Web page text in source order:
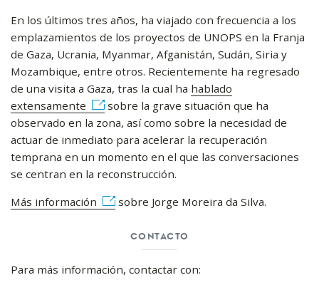
En los últimos tres años, ha viajado con frecuencia a los
emplazamientos de los proyectos de UNOPS en la Franja
de Gaza, Ucrania, Myanmar, Afganistán, Sudán, Siria y
Mozambique, entre otros. Recientemente ha regresado
de una visita a Gaza, tras la cual ha hablado
extensamente
sobre la grave situación que ha
observado en la zona, así como sobre la necesidad de
actuar de inmediato para acelerar la recuperación
temprana en un momento en el que las conversaciones
se centran en la reconstrucción.
Más información
sobre Jorge Moreira da Silva.
CONTACTO
Para más información, contactar con: